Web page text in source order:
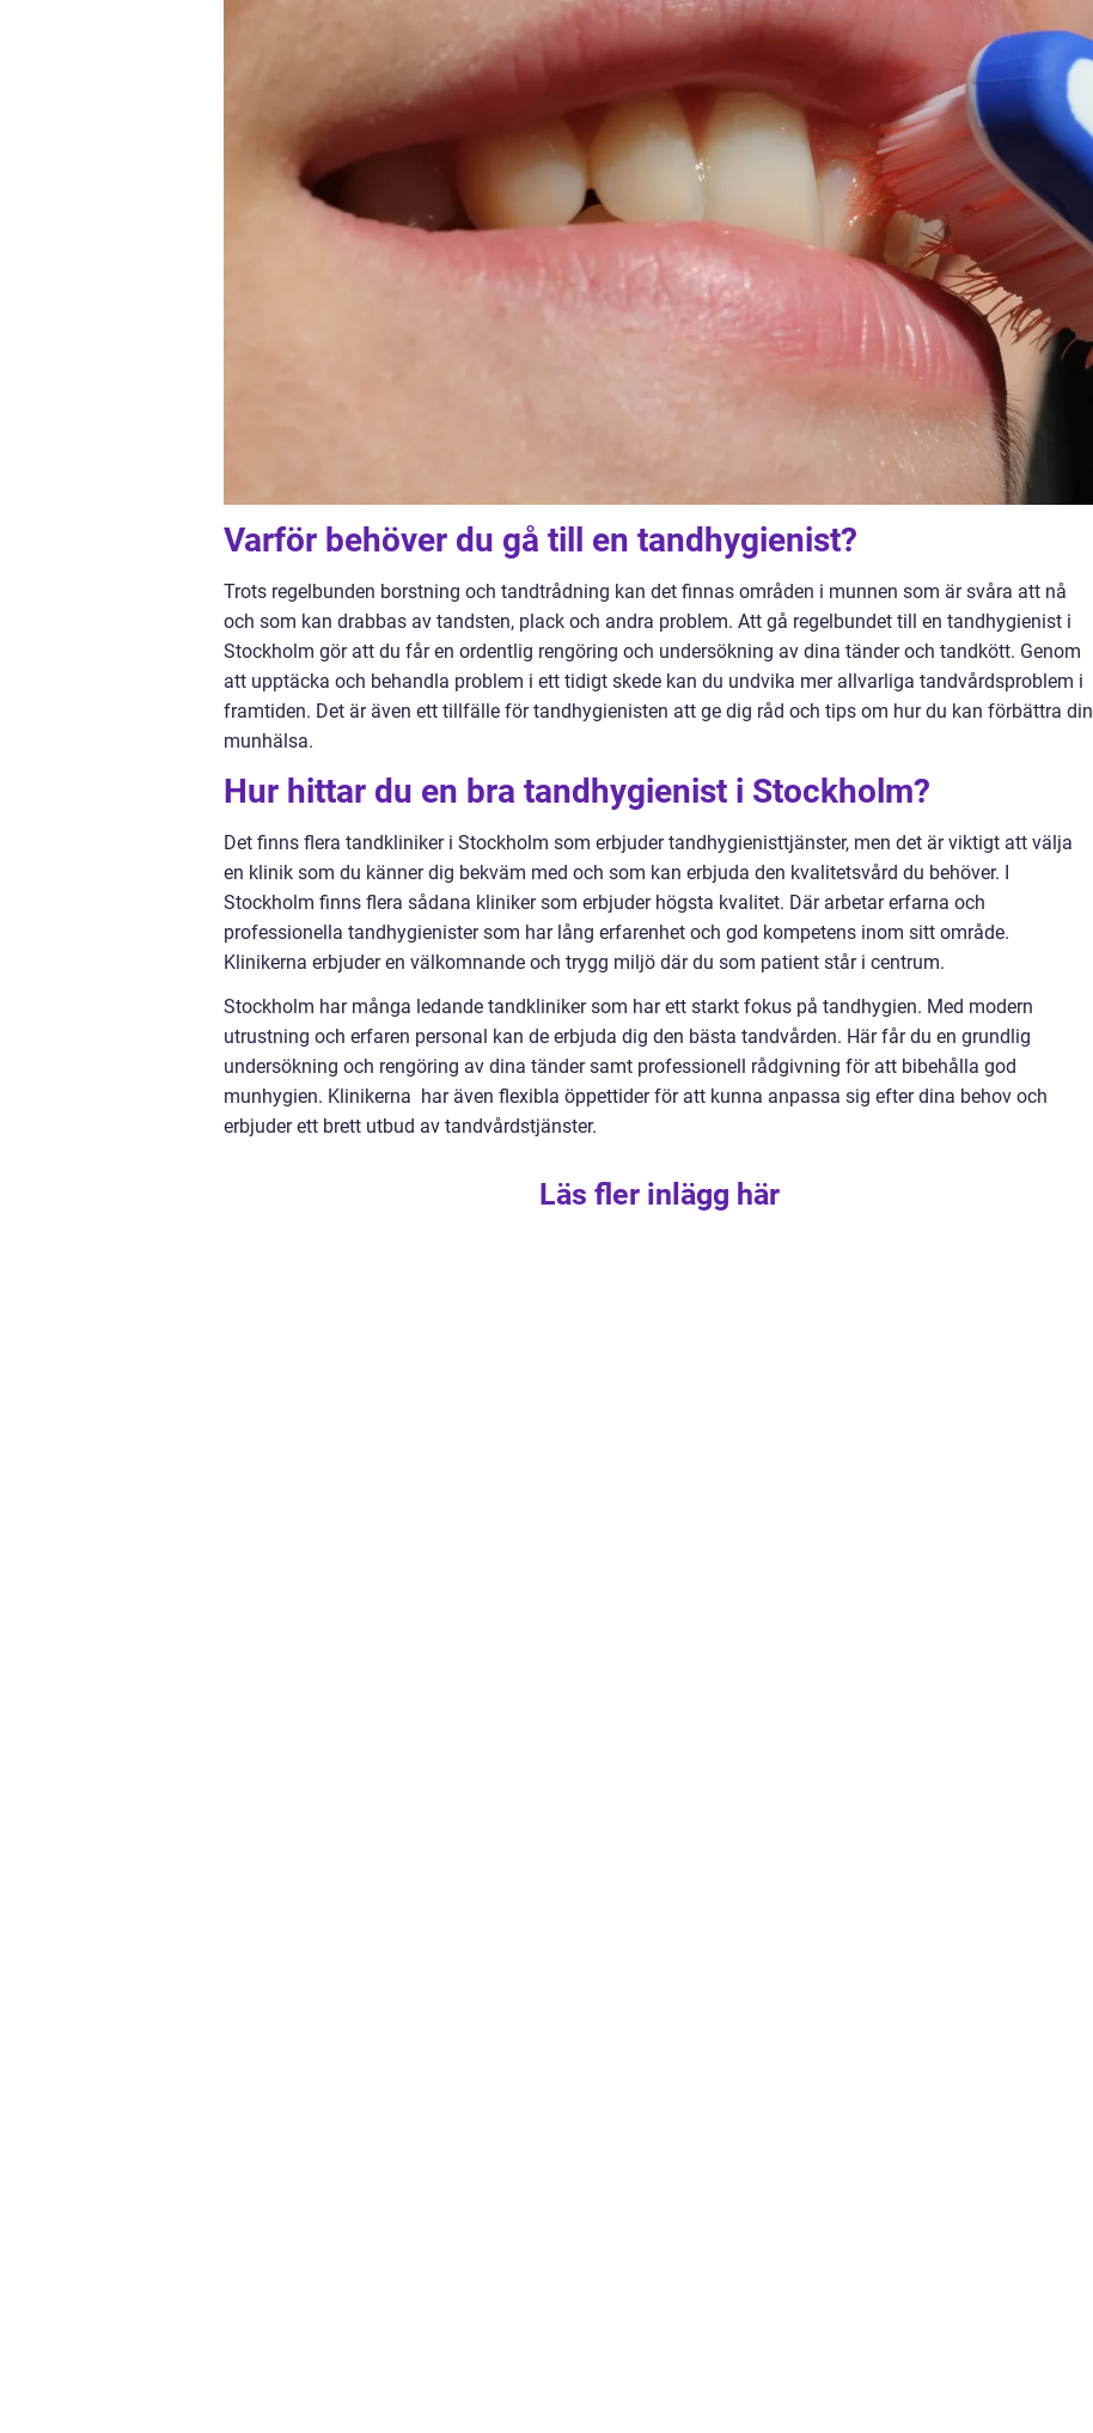
Varför behöver du gå till en tandhygienist?
Trots regelbunden borstning och tandtrådning kan det finnas områden i munnen som är svåra att nå
och som kan drabbas av tandsten, plack och andra problem. Att gå regelbundet till en tandhygienist i
Stockholm gör att du får en ordentlig rengöring och undersökning av dina tänder och tandkött. Genom
att upptäcka och behandla problem i ett tidigt skede kan du undvika mer allvarliga tandvårdsproblem i
framtiden. Det är även ett tillfälle för tandhygienisten att ge dig råd och tips om hur du kan förbättra din
munhälsa.
Hur hittar du en bra tandhygienist i Stockholm?
Det finns flera tandkliniker i Stockholm som erbjuder tandhygienisttjänster, men det är viktigt att välja
en klinik som du känner dig bekväm med och som kan erbjuda den kvalitetsvård du behöver. I
Stockholm finns flera sådana kliniker som erbjuder högsta kvalitet. Där arbetar erfarna och
professionella tandhygienister som har lång erfarenhet och god kompetens inom sitt område.
Klinikerna erbjuder en välkomnande och trygg miljö där du som patient står i centrum.
Stockholm har många ledande tandkliniker som har ett starkt fokus på tandhygien. Med modern
utrustning och erfaren personal kan de erbjuda dig den bästa tandvården. Här får du en grundlig
undersökning och rengöring av dina tänder samt professionell rådgivning för att bibehålla god
munhygien. Klinikerna har även flexibla öppettider för att kunna anpassa sig efter dina behov och
erbjuder ett brett utbud av tandvårdstjänster.
Läs fler inlägg här